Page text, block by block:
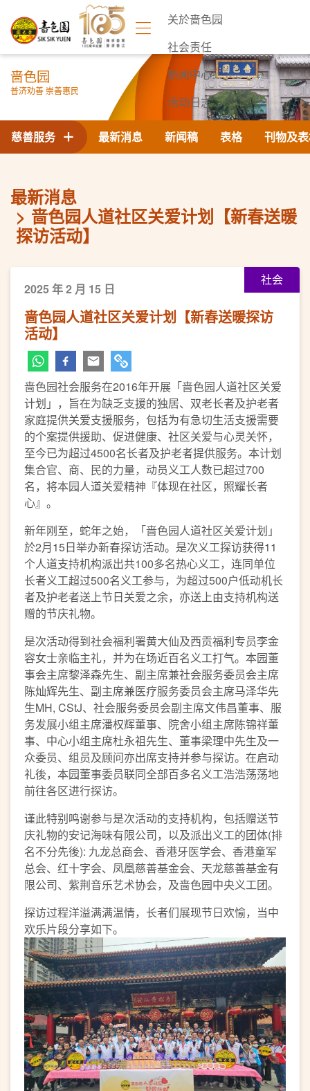
关於啬色园
社会责任
新闻中心
活动日志
联络我们
啬色园
普济劝善 崇善惠民
最新消息 新闻稿 表格 刊物及
慈善服务
最新消息
啬色园人道社区关爱计划【新春送暖
探访活动】
社会
2025 年 2 月 15 日
啬色园人道社区关爱计划【新春送暖探访
活动】
啬色园社会服务在2016年开展「啬色园人道社区关爱
计划」，旨在为缺乏支援的独居、双老长者及护老者
家庭提供关爱支援服务，包括为有急切生活支援需要
的个案提供援助、促进健康、社区关爱与心灵关怀，
至今已为超过4500名长者及护老者提供服务。本计划
集合官、商、民的力量，动员义工人数已超过700
名，将本园人道关爱精神『体现在社区，照耀长者
心』。
新年刚至，蛇年之始，「啬色园人道社区关爱计划」
於2月15日举办新春探访活动。是次义工探访获得11
个人道支持机构派出共100多名热心义工，连同单位
长者义工超过500名义工参与，为超过500户低动机长
者及护老者送上节日关爱之余，亦送上由支持机构送
赠的节庆礼物。
是次活动得到社会福利署黄大仙及西贡福利专员李金
容女士亲临主礼，并为在场近百名义工打气。本园董
事会主席黎泽森先生、副主席兼社会服务委员会主席
陈灿辉先生、副主席兼医疗服务委员会主席马泽华先
生MH, CStJ、社会服务委员会副主席文伟昌董事、服
务发展小组主席潘权辉董事、院舍小组主席陈锦祥董
事、中心小组主席杜永祖先生、董事梁理中先生及一
众委员、组员及顾问亦出席支持并参与探访。在启动
礼後，本园董事委员联同全部百多名义工浩浩荡荡地
前往各区进行探访。
谨此特别鸣谢参与是次活动的支持机构，包括赠送节
庆礼物的安记海味有限公司，以及派出义工的团体(排
名不分先後): 九龙总商会、香港牙医学会、香港童军
总会、红十字会、凤凰慈善基金会、天龙慈善基金有
限公司、紫荆音乐艺术协会，及啬色园中央义工团。
探访过程洋溢满满温情，长者们展现节日欢愉，当中
欢乐片段分享如下。